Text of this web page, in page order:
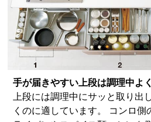
手が届きやすい上段は調理中よ
上段には調理中にサッと取り出
くのに適しています。 コンロ側